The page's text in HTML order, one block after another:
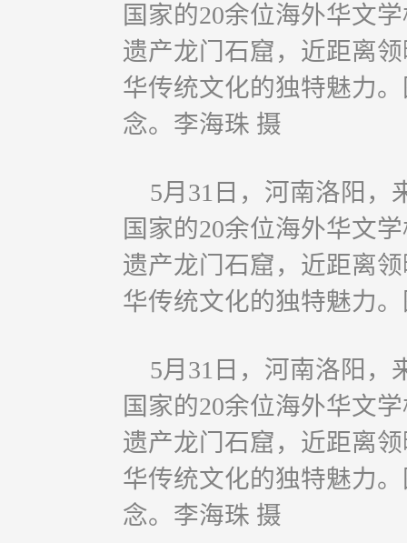
国家的20余位海外华文
遗产龙门石窟，近距离
华传统文化的独特魅力
念。李海珠 摄
5月31日，河南洛阳，
国家的20余位海外华文
遗产龙门石窟，近距离
华传统文化的独特魅力
5月31日，河南洛阳，
国家的20余位海外华文
遗产龙门石窟，近距离
华传统文化的独特魅力
念。李海珠 摄